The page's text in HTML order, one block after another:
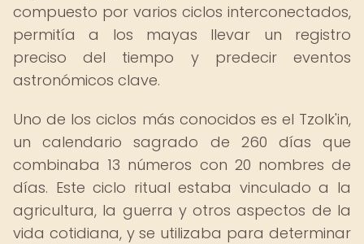
compuesto por varios ciclos interconectados,
permitía a los mayas llevar un registro
preciso del tiempo y predecir eventos
astronómicos clave.
Uno de los ciclos más conocidos es el Tzolk'in,
un calendario sagrado de 260 días que
combinaba 13 números con 20 nombres de
días. Este ciclo ritual estaba vinculado a la
agricultura, la guerra y otros aspectos de la
vida cotidiana, y se utilizaba para determinar